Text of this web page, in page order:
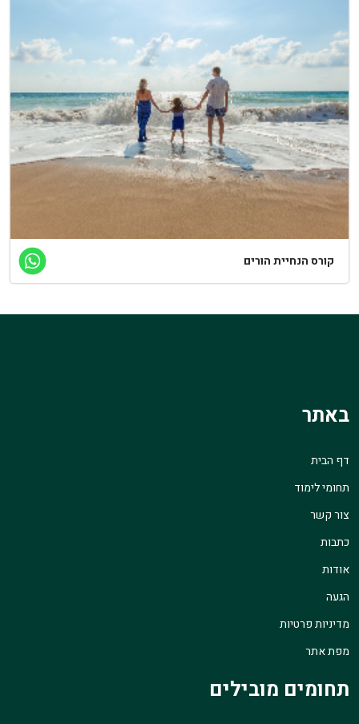
קורס הנחיית הורים
באתר
דף הבית
תחומי לימוד
צור קשר
כתבות
אודות
הגעה
מדיניות פרטיות
מפת אתר
תחומים מובילים